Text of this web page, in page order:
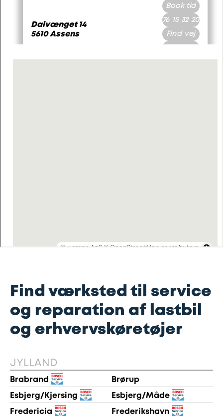
Find værksted til service
og reparation af lastbil
og erhvervskøretøjer
JYLLAND
Brabrand Brørup
Esbjerg/Kjersing Esbjerg/Måde
Fredericia Frederikshavn